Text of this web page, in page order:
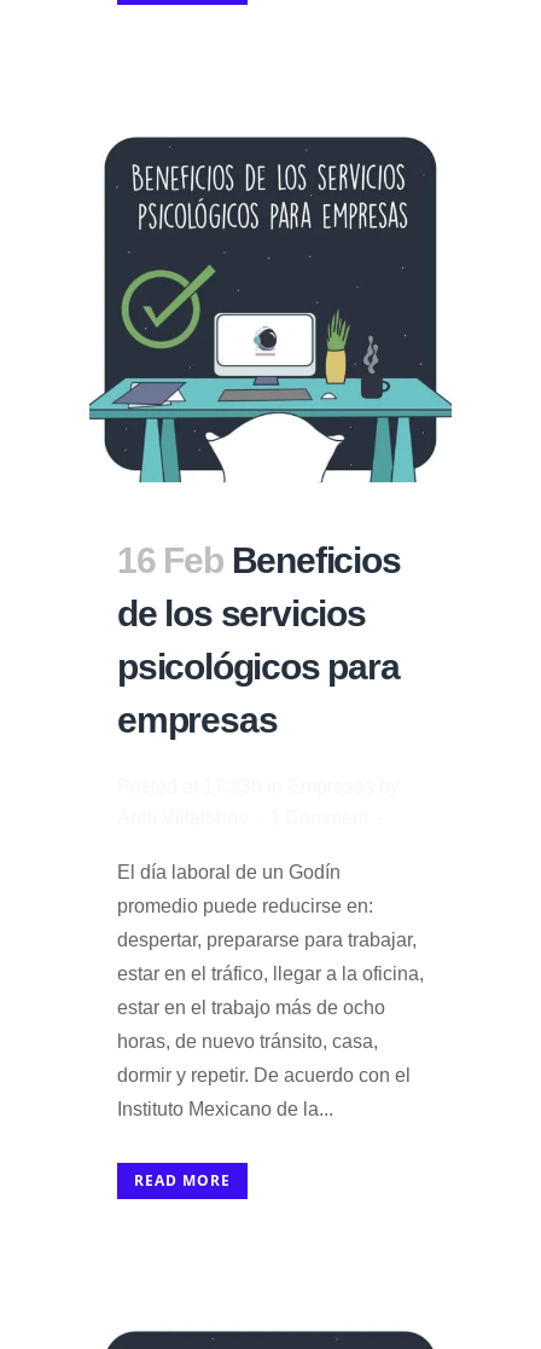
16 Feb Beneficios
de los servicios
psicológicos para
empresas
El día laboral de un Godín
promedio puede reducirse en:
despertar, prepararse para trabajar,
estar en el tráfico, llegar a la oficina,
estar en el trabajo más de ocho
horas, de nuevo tránsito, casa,
dormir y repetir. De acuerdo con el
Instituto Mexicano de la...
READ MORE